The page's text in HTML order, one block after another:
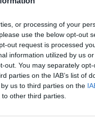
or processing of your
use the below opt-out
out request is processed
information utilized by us
out. You may separately
parties on the IAB’s list of
us to third parties on the
other third parties.
u janë
Ervin Bushati
11:55 / 06/05/2021